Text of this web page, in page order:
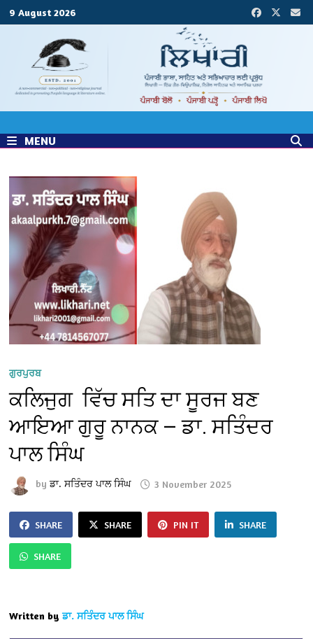
9 August 2026
MENU
ਗੁਰਪੁਰਬ
ਕਲਿਜੁਗ ਵਿੱਚ ਸਤਿ ਦਾ ਸੂਰਜ ਬਣ
ਆਇਆ ਗੁਰੂ ਨਾਨਕ — ਡਾ. ਸਤਿੰਦਰ
ਪਾਲ ਸਿੰਘ
byਡਾ. ਸਤਿੰਦਰ ਪਾਲ ਸਿੰਘ 3 November 2025
SHARE SHARE PIN IT SHARE
SHARE
Written by ਡਾ. ਸਤਿੰਦਰ ਪਾਲ ਸਿੰਘ